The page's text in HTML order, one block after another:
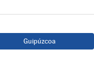
Guipúzcoa